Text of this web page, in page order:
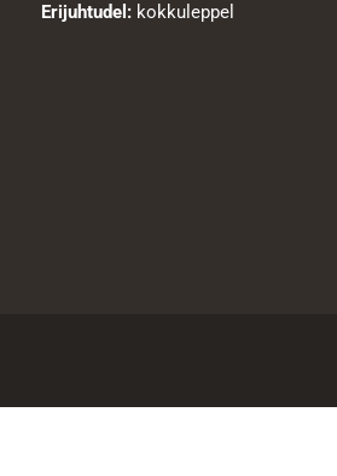
Erijuhtudel: kokkuleppel